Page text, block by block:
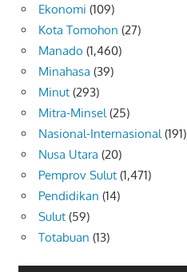
Ekonomi (109)
Kota Tomohon (27)
Manado (1,460)
Minahasa (39)
Minut (293)
Mitra-Minsel(25)
Nasional-Internasional(191)
Nusa Utara (20)
Pemprov Sulut (1,471)
Pendidikan (14)
Sulut (59)
Totabuan (13)